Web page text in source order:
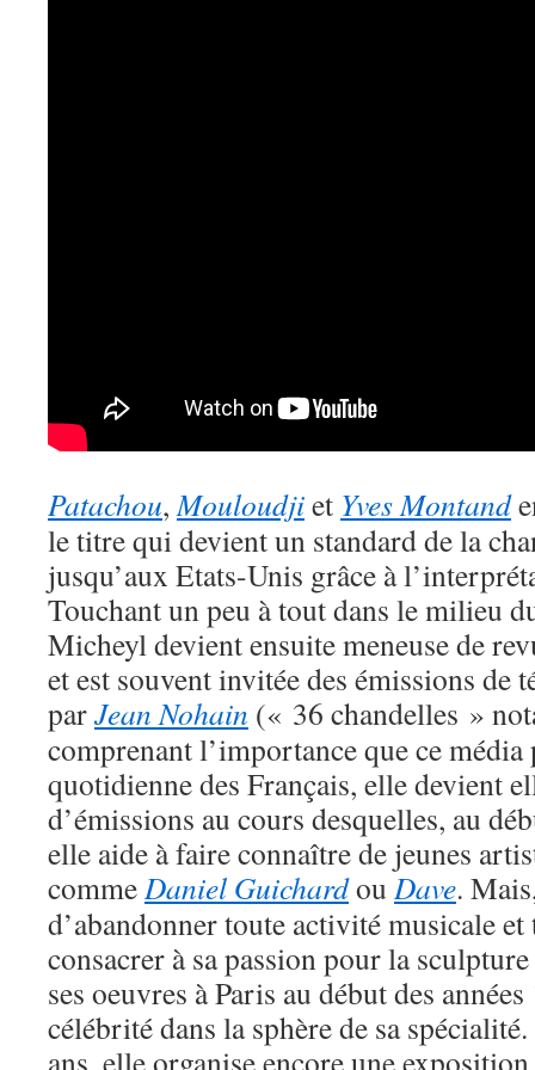
Patachou,Mouloudjiet Yves Montand
le titre qui devient un standard de la
jusqu’aux Etats-Unis grâce à
Touchant un peu à tout dans le milieu
Micheyl devient ensuite meneuse de
et est souvent invitée des émissions de
parJean Nohain (« 36 chandelles »
comprenant l’importance que ce
quotidienne des Français, elle devient
d’émissions au cours desquelles, au
elle aide à faire connaître de jeunes
commeDaniel GuichardouDave.
d’abandonner toute activité musicale
consacrer à sa passion pour la
ses oeuvres à Paris au début des
célébrité dans la sphère de sa
ans, elle organise encore une